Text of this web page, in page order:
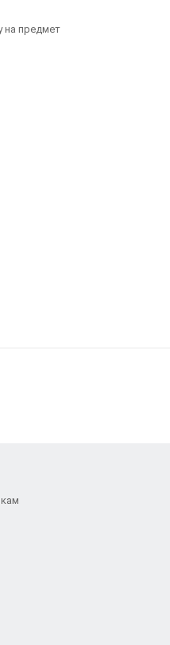
на предмет